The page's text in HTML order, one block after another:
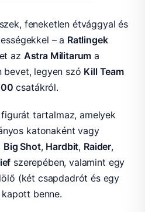
feneketlen étvággyal és
– a Ratlingek
az Astra Militarum a
bevet, legyen szó Kill Team
csatákról.
figurát tartalmaz, amelyek
katonaként vagy
Big Shot, Hardbit, Raider,
szerepében, valamint egy
(két csapdadrót és egy
benne.